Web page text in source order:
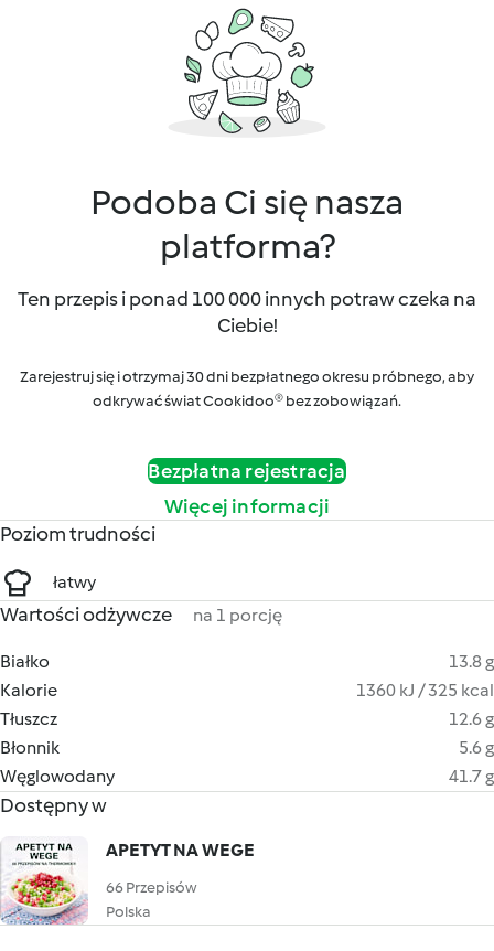
Podoba Ci się nasza
platforma?
Ten przepis i ponad 100 000 innych potraw czeka na
Ciebie!
Zarejestruj się i otrzymaj 30 dni bezpłatnego okresu próbnego, aby
odkrywać świat Cookidoo® bez zobowiązań.
Bezpłatna rejestracja
Więcej informacji
Poziom trudności
łatwy
Wartości odżywcze na 1 porcję
Białko
13.8 g
Kalorie
1360 kJ / 325 kcal
Tłuszcz
12.6 g
Błonnik
5.6 g
Węglowodany
41.7 g
Dostępny w
APETYT NA WEGE
66 Przepisów
Polska